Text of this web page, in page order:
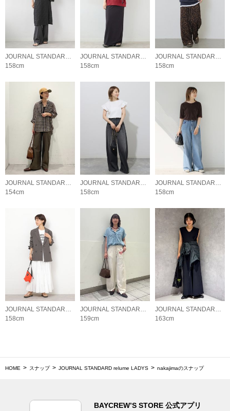
JOURNAL STANDARD relume LADYS
158cm
JOURNAL STANDARD relume LADYS
158cm
JOURNAL STANDARD relume LADYS
158cm
JOURNAL STANDARD relume LADYS
154cm
JOURNAL STANDARD relume LADYS
158cm
JOURNAL STANDARD relume LADYS
158cm
JOURNAL STANDARD relume LADYS
158cm
JOURNAL STANDARD relume LADYS
159cm
JOURNAL STANDARD relume LADYS
163cm
HOME スナップ JOURNAL STANDARD relume LADYS nakajimaのスナップ
BAYCREW’S STORE 公式アプリ